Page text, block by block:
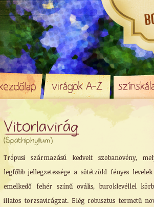
Vitorlavirág
(Spathiphyllum)
Trópusi származású kedvelt szobanövény,
legfőbb jellegzetessége a sötétzöld fényes
emelkedő fehér színű ovális, buroklevéllel
illatos torzsavirágzat. Elég robusztus termetű